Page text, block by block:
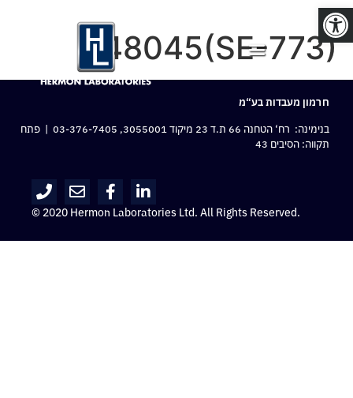
פתח סרגל נגישות
D48045(SE-773)
חרמון מעבדות בע“מ
בנימינה: רח‘ הטחנה 66 ת.ד 23 מיקוד 3055001,
03-376-7405 | פתח
תקווה: הסיבים 43
© 2020 Hermon Laboratories Ltd. All Rights Reserved.